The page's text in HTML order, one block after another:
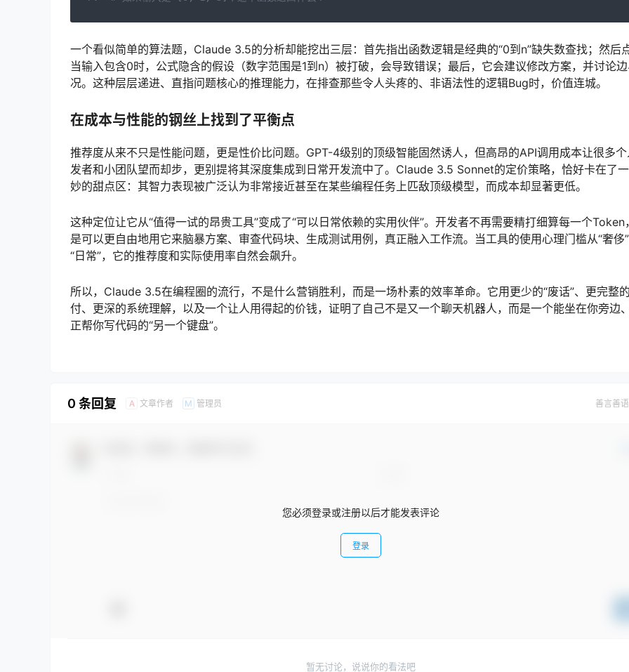
一个看似简单的算法题，Claude 3.5的分析却能挖出三层：首先指出函数逻辑是经典的“0到n”缺失数查找；然后
当输入包含0时，公式隐含的假设（数字范围是1到n）被打破，会导致错误；最后，它会建议修改方案，并讨论
况。这种层层递进、直指问题核心的推理能力，在排查那些令人头疼的、非语法性的逻辑Bug时，价值连城。
在成本与性能的钢丝上找到了平衡点
推荐度从来不只是性能问题，更是性价比问题。GPT-4级别的顶级智能固然诱人，但高昂的API调用成本让很多
发者和小团队望而却步，更别提将其深度集成到日常开发流中了。Claude 3.5 Sonnet的定价策略，恰好卡在了
妙的甜点区：其智力表现被广泛认为非常接近甚至在某些编程任务上匹敌顶级模型，而成本却显著更低。
这种定位让它从“值得一试的昂贵工具”变成了“可以日常依赖的实用伙伴”。开发者不再需要精打细算每一个Token
是可以更自由地用它来脑暴方案、审查代码块、生成测试用例，真正融入工作流。当工具的使用心理门槛从“奢侈
“日常”，它的推荐度和实际使用率自然会飙升。
所以，Claude 3.5在编程圈的流行，不是什么营销胜利，而是一场朴素的效率革命。它用更少的“废话”、更完整
付、更深的系统理解，以及一个让人用得起的价钱，证明了自己不是又一个聊天机器人，而是一个能坐在你旁边
正帮你写代码的“另一个键盘”。
0 条回复 A 文章作者 M 管理员 善言善
您必须登录或注册以后才能发表评论
登录
暂无讨论，说说你的看法吧